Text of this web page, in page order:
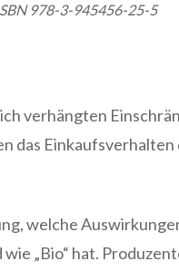
978-3-945456-25-5
verhängten
das
welche
„Bio“ hat.